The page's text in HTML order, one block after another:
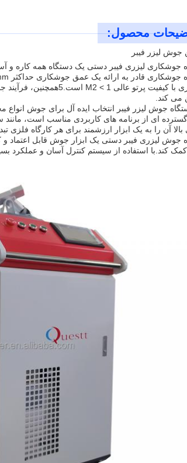
محصول:
جوش لیزر فیبر
جوشکاری لیزری فیبر دستی یک دستگاه همه کاره
می کند.
جوش لیزر فیبر انتخاب ایده آل برای جوش
ای از برنامه های کاربردی مناسب است، مانند
بالا آن را به یک ابزار ارزشمند برای هر کارگاه فلزی
جوش لیزری فیبر دستی یک ابزار جوش قابل اعتماد
کمک کند.با استفاده از سیستم کنترل آسان و عملکرد